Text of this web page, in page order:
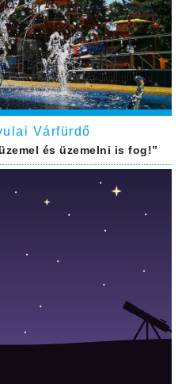
Várfürdő
és üzemelni is fog!”